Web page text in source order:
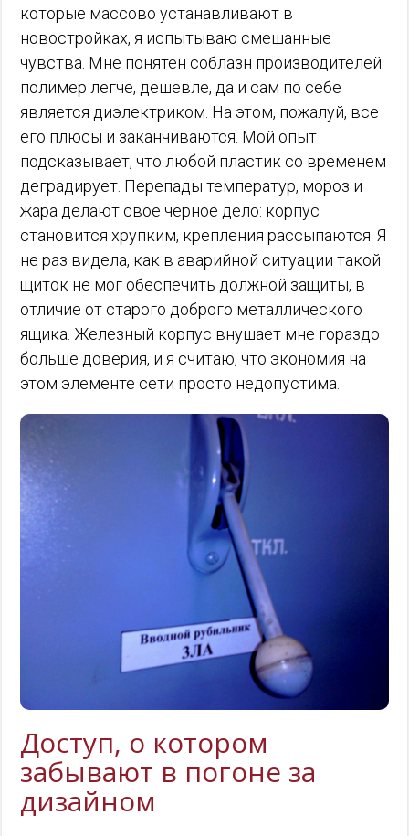
которые массово устанавливают в
новостройках, я испытываю смешанные
чувства. Мне понятен соблазн производителей:
полимер легче, дешевле, да и сам по себе
является диэлектриком. На этом, пожалуй, все
его плюсы и заканчиваются. Мой опыт
подсказывает, что любой пластик со временем
деградирует. Перепады температур, мороз и
жара делают свое черное дело: корпус
становится хрупким, крепления рассыпаются. Я
не раз видела, как в аварийной ситуации такой
щиток не мог обеспечить должной защиты, в
отличие от старого доброго металлического
ящика. Железный корпус внушает мне гораздо
больше доверия, и я считаю, что экономия на
этом элементе сети просто недопустима.
Доступ, о котором
забывают в погоне за
дизайном